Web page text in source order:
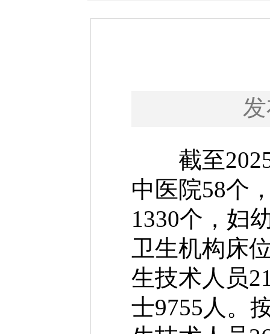
截至2025
中医院58个
1330个，妇
卫生机构床
生技术人员
士9755人。